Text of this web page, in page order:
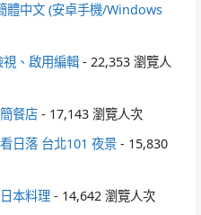
中文 (安卓手機/Windows
、啟用編輯 - 22,353 瀏覽人
餐店 - 17,143 瀏覽人次
日落 台北101 夜景 - 15,830
本料理 - 14,642 瀏覽人次